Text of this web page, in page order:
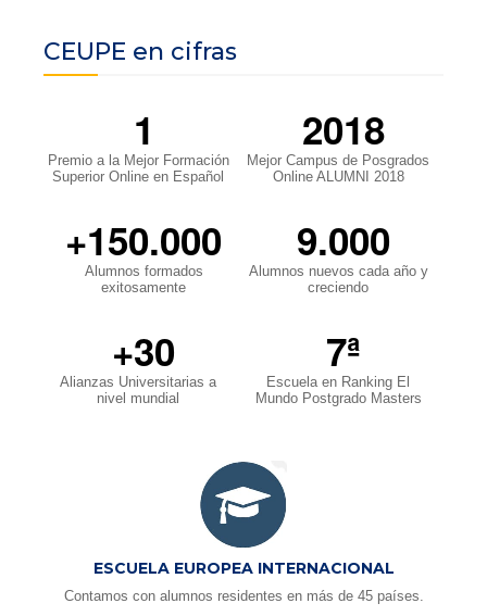
CEUPE en cifras
1
Premio a la Mejor Formación
Superior Online en Español
2018
Mejor Campus de Posgrados
Online ALUMNI 2018
+150.000
Alumnos formados
exitosamente
9.000
Alumnos nuevos cada año y
creciendo
+30
Alianzas Universitarias a
nivel mundial
7ª
Escuela en Ranking El
Mundo Postgrado Masters
ESCUELA EUROPEA INTERNACIONAL
Contamos con alumnos residentes en más de 45 países.